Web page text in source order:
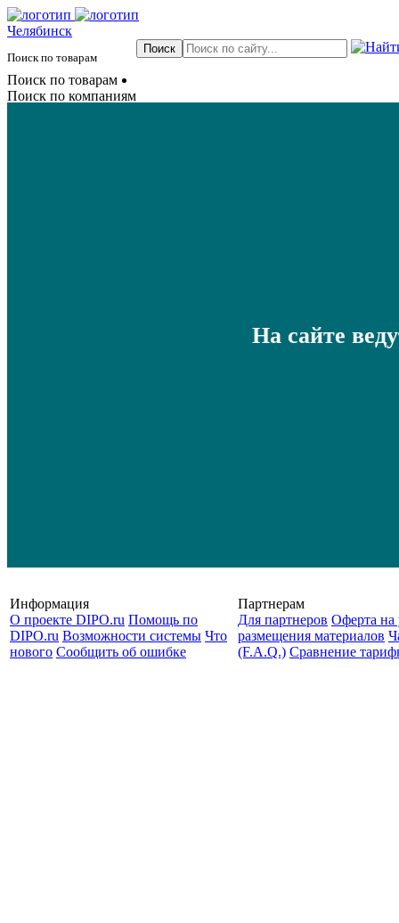
Челябинск
Поиск по товарам
Поиск по товарам
Поиск по компаниям
На сайте
Информация
О проекте DIPO.ru Помощь по
DIPO.ru Возможности системы Что
нового Сообщить об ошибке
Партнерам
Для партнеров Оферта на
размещения материалов
(F.A.Q.) Cравнение